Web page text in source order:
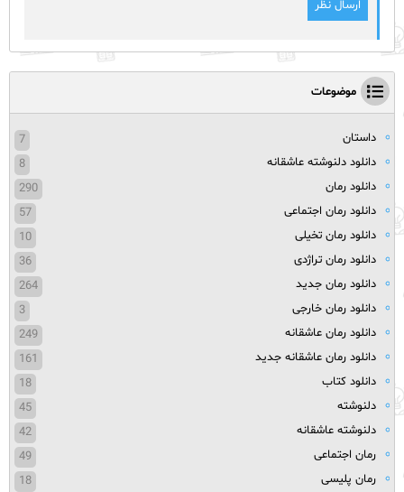
موضوعات
داستان
7
دانلود دلنوشته عاشقانه
8
دانلود رمان
290
دانلود رمان اجتماعی
57
دانلود رمان تخیلی
10
دانلود رمان تراژدی
36
دانلود رمان جدید
264
دانلود رمان خارجی
3
دانلود رمان عاشقانه
249
دانلود رمان عاشقانه جدید
161
دانلود کتاب
18
دلنوشته
45
دلنوشته عاشقانه
42
رمان اجتماعی
49
رمان پلیسی
18